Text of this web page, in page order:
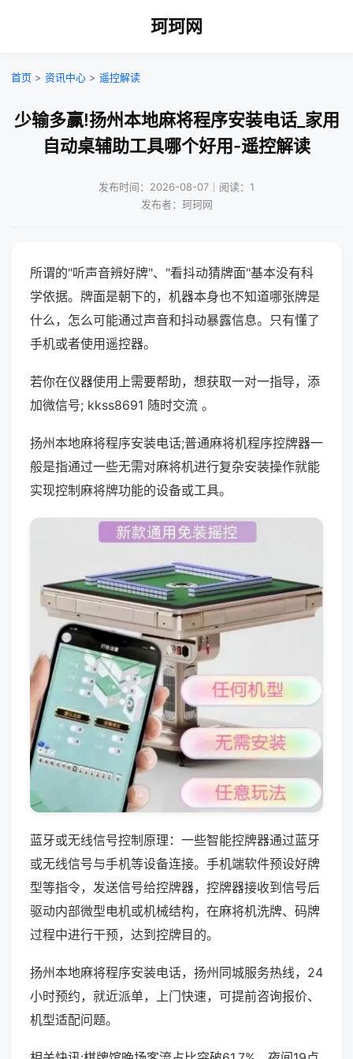
珂珂网
首页 > 资讯中心 > 遥控解读
少输多赢!扬州本地麻将程序安装电话_家用
自动桌辅助工具哪个好用-遥控解读
发布时间：2026-08-07｜阅读：1
发布者：珂珂网
所谓的"听声音辨好牌"、"看抖动猜牌面"基本没有科
学依据。牌面是朝下的，机器本身也不知道哪张牌是
什么，怎么可能通过声音和抖动暴露信息。只有懂了
手机或者使用遥控器。
若你在仪器使用上需要帮助，想获取一对一指导，添
加微信号; kkss8691 随时交流 。
扬州本地麻将程序安装电话;普通麻将机程序控牌器一
般是指通过一些无需对麻将机进行复杂安装操作就能
实现控制麻将牌功能的设备或工具。
蓝牙或无线信号控制原理：一些智能控牌器通过蓝牙
或无线信号与手机等设备连接。手机端软件预设好牌
型等指令，发送信号给控牌器，控牌器接收到信号后
驱动内部微型电机或机械结构，在麻将机洗牌、码牌
过程中进行干预，达到控牌目的。
扬州本地麻将程序安装电话，扬州同城服务热线，24
小时预约，就近派单，上门快速，可提前咨询报价、
机型适配问题。